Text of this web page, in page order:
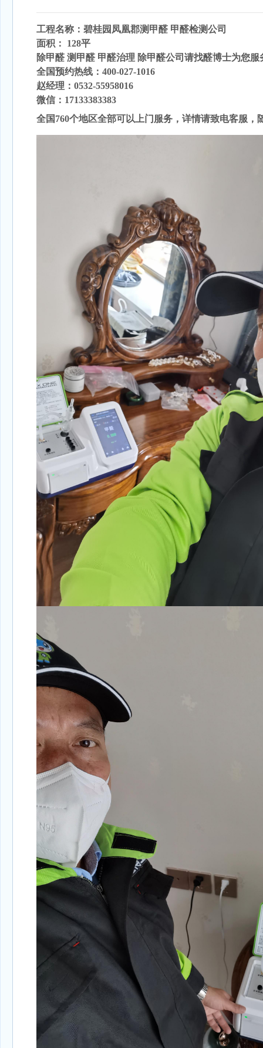
工程名称：碧桂园凤凰郡测甲醛 甲醛检测公司
面积： 128平
除甲醛 测甲醛 甲醛治理 除甲醛公司请找醛博士为您服
全国预约热线：400-027-1016
赵经理：0532-55958016
微信：17133383383
全国760个地区全部可以上门服务，详情请致电客服，